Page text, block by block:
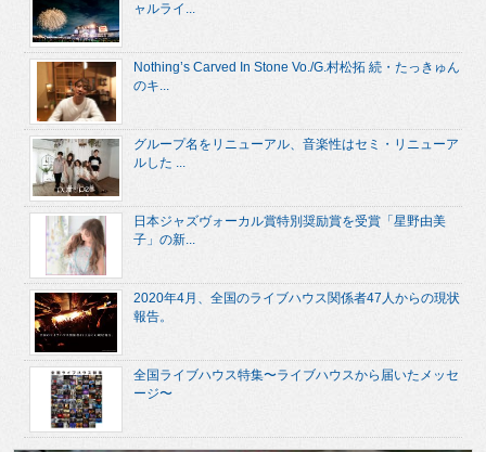
ャルライ...
Nothing’s Carved In Stone Vo./G.村松拓 続・たっきゅん
のキ...
グループ名をリニューアル、音楽性はセミ・リニューア
ルした ...
日本ジャズヴォーカル賞特別奨励賞を受賞「星野由美
子」の新...
2020年4月、全国のライブハウス関係者47人からの現状
報告。
全国ライブハウス特集〜ライブハウスから届いたメッセ
ージ〜